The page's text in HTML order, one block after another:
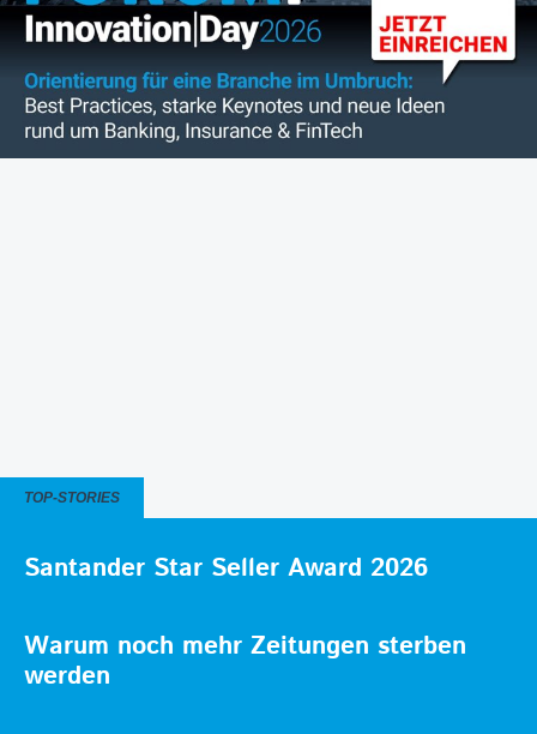
TOP-STORIES
Santander Star Seller Award 2026
Warum noch mehr Zeitungen sterben
werden